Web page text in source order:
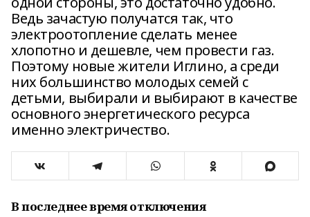
Ведь зачастую получатся так, что
электроотопление сделать менее
хлопотно и дешевле, чем провести газ.
Поэтому новые жители Иглино, а среди
них большинство молодых семей с
детьми, выбирали и выбирают в качестве
основного энергетического ресурса
именно электричество.
В последнее время отключения